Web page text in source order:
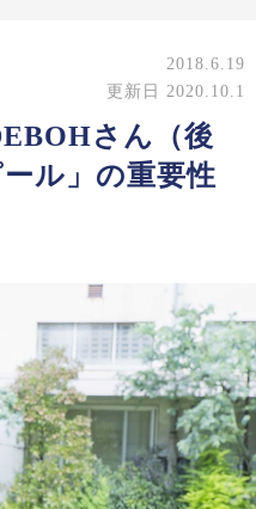
2018.6.19
更新日 2020.10.1
さん（後
ル」の重要性